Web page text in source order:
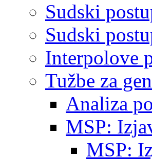
Sudski
Sudski
Interpolove
Tužbe za
Analiza
MSP:
MSP: